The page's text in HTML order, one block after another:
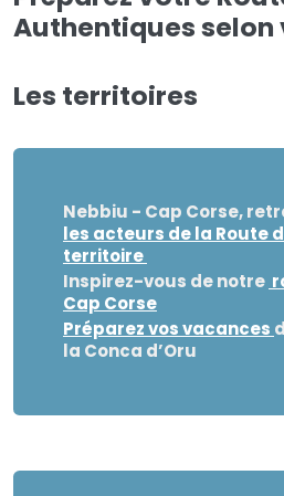
Authentiques selon
Les territoires
Nebbiu - Cap Corse,
les acteurs de la Route
territoire
Inspirez-vous de notre
Cap Corse
Préparez vos vacances
la Conca d’Oru